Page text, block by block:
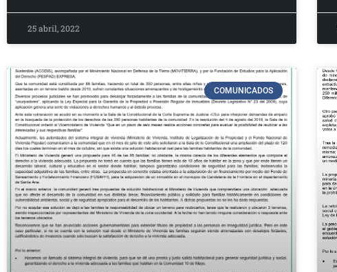
25 abril, 2022
COMUNICADOS